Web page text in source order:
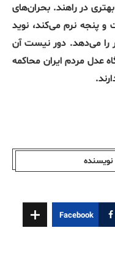
در راهند. بحران‌های
و پنجه نرم می‌کند، نوید
را می‌دهد. دور نیست آن
عدل مردم ایران محاکمه
Facebook